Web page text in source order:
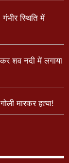
गंभीर स्थिति में
शव नदी में लगाया
मारकर हत्या!